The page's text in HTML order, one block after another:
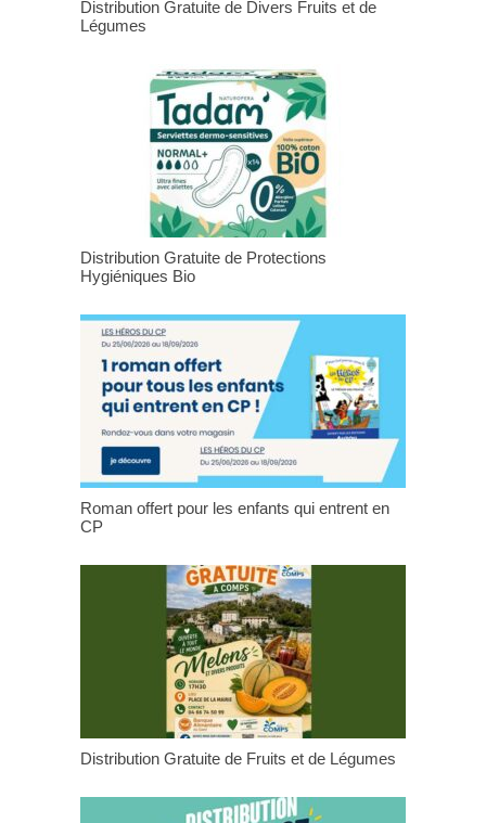
Distribution Gratuite de Divers Fruits et de
Légumes
Distribution Gratuite de Protections
Hygiéniques Bio
Roman offert pour les enfants qui entrent en
CP
Distribution Gratuite de Fruits et de Légumes